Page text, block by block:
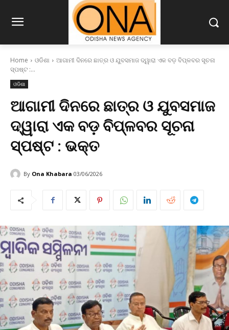
Home ଓଡିଶା
ଆଗାମୀ ଦିନରେ ଛାତ୍ର ଓ ଯୁବସମାଜ ଦ୍ୱାରା ଏକ ବଡ଼ ବିପ୍ଳବର ସୂଚନା
ସ୍ପଷ୍ଟ :...
ଓଡିଶା
ଆଗାମୀ ଦିନରେ ଛାତ୍ର ଓ ଯୁବସମାଜ
ଦ୍ୱାରା ଏକ ବଡ଼ ବିପ୍ଳବର ସୂଚନା
ସ୍ପଷ୍ଟ : ଭକ୍ତ
By Ona Khabara 03/06/2026